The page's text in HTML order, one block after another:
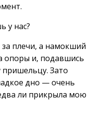
у нас?
плечи, а намокший
опоры и, подавшись
пришельцу. Зато
дно — очень
ли прикрыла мою